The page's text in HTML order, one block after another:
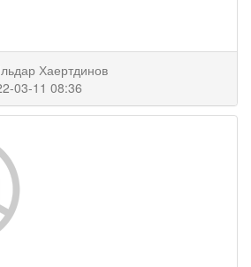
Хаертдинов
03-11 08:36